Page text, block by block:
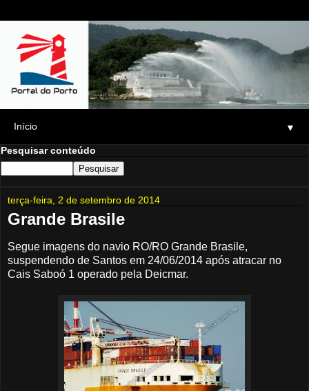
▼
Pesquisar conteúdo
terça-feira, 2 de setembro de 2014
Grande Brasile
Segue imagens do navio RO/RO Grande Brasile,
suspendendo de Santos em 24/06/2014 após atracar no
Cais Saboó 1 operado pela Deicmar.